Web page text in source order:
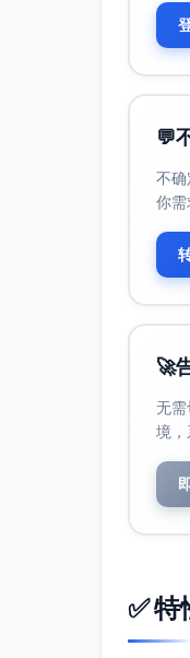
💬
不
你需
🚀
无
境，
✅